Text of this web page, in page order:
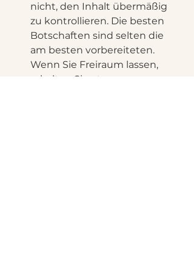
nicht, den Inhalt übermäßig
zu kontrollieren. Die besten
Botschaften sind selten die
am besten vorbereiteten.
Wenn Sie Freiraum lassen,
erhalten Sie etwas